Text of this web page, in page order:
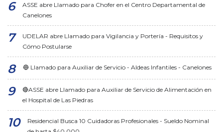
ASSE abre Llamado para Chofer en el Centro Departamental de
Canelones
UDELAR abre Llamado para Vigilancia y Portería - Requisitos y
Cómo Postularse
🔵 Llamado para Auxiliar de Servicio - Aldeas Infantiles - Canelones
🔴ASSE abre Llamado para Auxiliar de Servicio de Alimentación en
el Hospital de Las Piedras
Residencial Busca 10 Cuidadoras Profesionales - Sueldo Nominal